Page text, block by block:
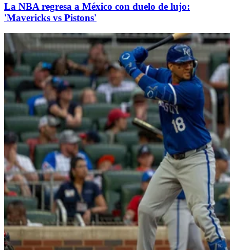
La NBA regresa a México con duelo de lujo:
'Mavericks vs Pistons'